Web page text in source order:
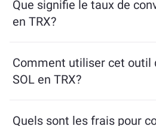
Que signifie le taux de
en TRX?
recevrez en échange de SOL.
fonction des conditions du
Comment utiliser cet outil
SOL en TRX?
souhaitez échanger, et l’outil
Quels sont les frais pour